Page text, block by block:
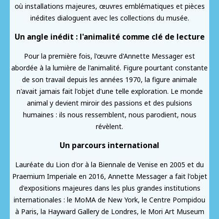
où installations majeures, œuvres emblématiques et pièces
inédites dialoguent avec les collections du musée.
Un angle inédit : l'animalité comme clé de lecture
Pour la première fois, l'œuvre d'Annette Messager est
abordée à la lumière de l'animalité. Figure pourtant constante
de son travail depuis les années 1970, la figure animale
n'avait jamais fait l'objet d'une telle exploration. Le monde
animal y devient miroir des passions et des pulsions
humaines : ils nous ressemblent, nous parodient, nous
révèlent.
Un parcours international
Lauréate du Lion d'or à la Biennale de Venise en 2005 et du
Praemium Imperiale en 2016, Annette Messager a fait l'objet
d'expositions majeures dans les plus grandes institutions
internationales : le MoMA de New York, le Centre Pompidou
à Paris, la Hayward Gallery de Londres, le Mori Art Museum